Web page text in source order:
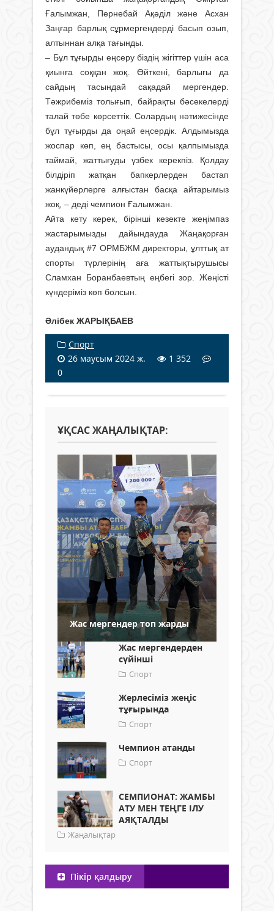
Ғалымжан, Пернебай Ақәділ және Асхан
Заңғар барлық сұрмергендерді басып озып,
алтыннан алқа тағынды.
– Бұл тұғырды еңсеру біздің жігіттер үшін аса
қиынға соққан жоқ. Өйткені, барлығы да
сайдың тасындай сақадай мергендер.
Тәжрибеміз толығып, байрақты бәсекелерді
талай төбе көрсеттік. Солардың нәтижесінде
бұл тұғырды да оңай еңсердік. Алдымызда
жоспар көп, ең бастысы, осы қалпымызда
таймай, жаттығуды үзбек керекпіз. Қолдау
білдіріп жатқан бапкерлерден бастап
жанкүйерлерге алғыстан басқа айтарымыз
жоқ, – деді чемпион Ғалымжан.
Айта кету керек, бірінші кезекте жеңімпаз
жастарымызды дайындауда Жаңақорған
аудандық #7 ОРМБЖМ директоры, ұлттық ат
спорты түрлерінің аға жаттықтырушысы
Сламхан Боранбаевтың еңбегі зор. Жеңісті
күндеріміз көп болсын.
Әлібек ЖАРЫҚБАЕВ
Спорт
26 маусым 2024 ж.
1 352
0
ҰҚСАС ЖАҢАЛЫҚТАР:
Жас мергендер топ жарды
Жас мергендерден
сүйінші
Спорт
Жерлесіміз жеңіс
тұғырында
Спорт
Чемпион атанды
Спорт
СЕМПИОНАТ: ЖАМБЫ
АТУ МЕН ТЕҢГЕ ІЛУ
АЯҚТАЛДЫ
Жаңалықтар
Пікір қалдыру